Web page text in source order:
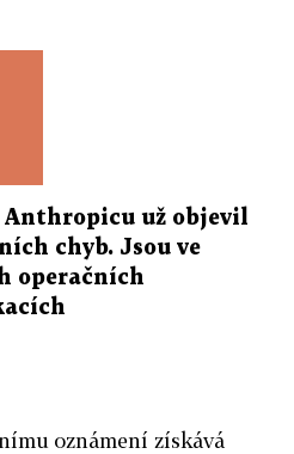
Anthropicu už objevil
chyb. Jsou ve
operačních
oznámení získává